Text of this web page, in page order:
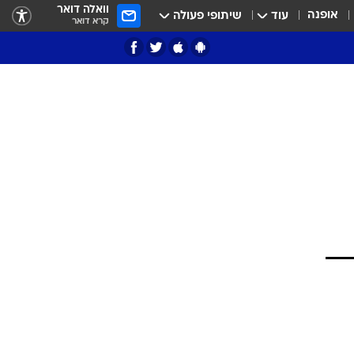
אופנה עוד שיתופי פעולה וואלה דואר
קרא דואר